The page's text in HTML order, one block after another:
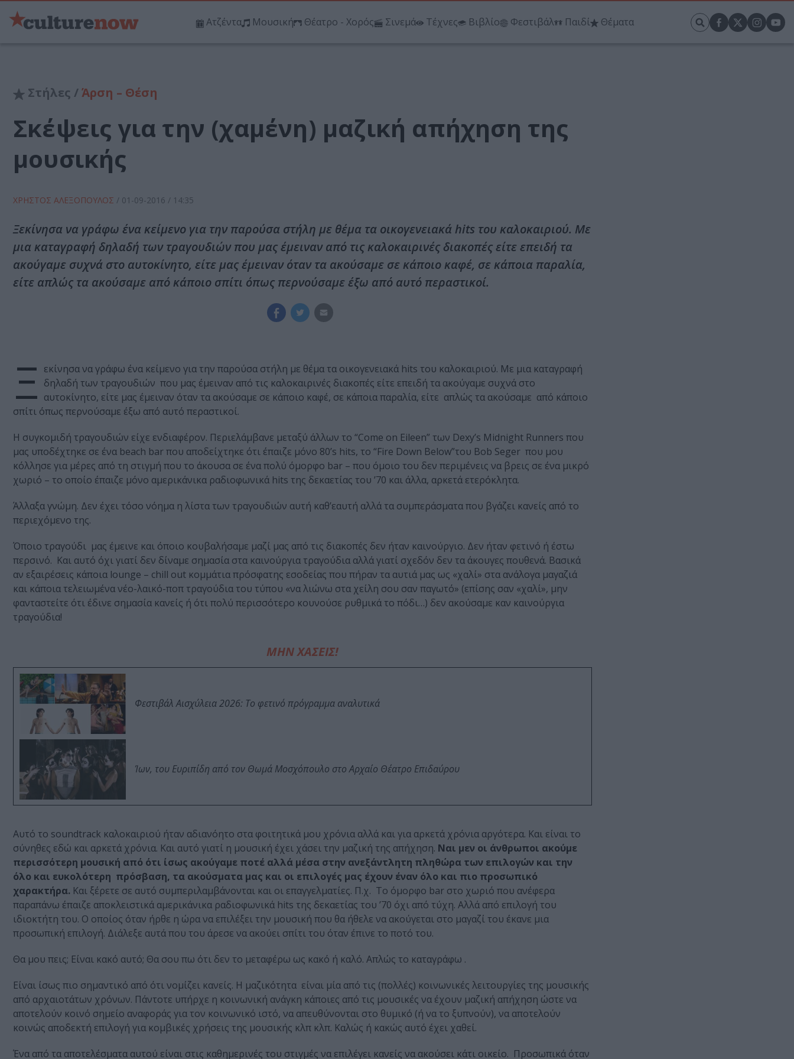
Ατζέντα Μουσική Θέατρο - Χορός Σινεμά Τέχνες Βιβλίο Φεστιβάλ Παιδί Θέματα
Στήλες /Άρση – Θέση
Σκέψεις για την (χαμένη) μαζική απήχηση της
μουσικής
ΧΡΗΣΤΟΣ ΑΛΕΞΟΠΟΥΛΟΣ / 01-09-2016 / 14:35
Ξεκίνησα να γράφω ένα κείμενο για την παρούσα στήλη με θέμα τα οικογενειακά hits του καλοκαιριού. Με
μια καταγραφή δηλαδή των τραγουδιών που μας έμειναν από τις καλοκαιρινές διακοπές είτε επειδή τα
ακούγαμε συχνά στο αυτοκίνητο, είτε μας έμειναν όταν τα ακούσαμε σε κάποιο καφέ, σε κάποια παραλία,
είτε απλώς τα ακούσαμε από κάποιο σπίτι όπως περνούσαμε έξω από αυτό περαστικοί.
Ξ εκίνησα να γράφω ένα κείμενο για την παρούσα στήλη με θέμα τα οικογενειακά hits του καλοκαιριού. Με μια καταγραφή
δηλαδή των τραγουδιών που μας έμειναν από τις καλοκαιρινές διακοπές είτε επειδή τα ακούγαμε συχνά στο
αυτοκίνητο, είτε μας έμειναν όταν τα ακούσαμε σε κάποιο καφέ, σε κάποια παραλία, είτε απλώς τα ακούσαμε από κάποιο
σπίτι όπως περνούσαμε έξω από αυτό περαστικοί.
Η συγκομιδή τραγουδιών είχε ενδιαφέρον. Περιελάμβανε μεταξύ άλλων το “Come on Eileen” των Dexy’s Midnight Runners που
μας υποδέχτηκε σε ένα beach bar που αποδείχτηκε ότι έπαιζε μόνο 80’s hits, το “Fire Down Below”του Bob Seger που μου
κόλλησε για μέρες από τη στιγμή που το άκουσα σε ένα πολύ όμορφο bar – που όμοιο του δεν περιμένεις να βρεις σε ένα μικρό
χωριό – το οποίο έπαιζε μόνο αμερικάνικα ραδιοφωνικά hits της δεκαετίας του ’70 και άλλα, αρκετά ετερόκλητα.
Άλλαξα γνώμη. Δεν έχει τόσο νόημα η λίστα των τραγουδιών αυτή καθ’εαυτή αλλά τα συμπεράσματα που βγάζει κανείς από το
περιεχόμενο της.
Όποιο τραγούδι μας έμεινε και όποιο κουβαλήσαμε μαζί μας από τις διακοπές δεν ήταν καινούργιο. Δεν ήταν φετινό ή έστω
περσινό. Και αυτό όχι γιατί δεν δίναμε σημασία στα καινούργια τραγούδια αλλά γιατί σχεδόν δεν τα άκουγες πουθενά. Βασικά
αν εξαιρέσεις κάποια lounge – chill out κομμάτια πρόσφατης εσοδείας που πήραν τα αυτιά μας ως «χαλί» στα ανάλογα μαγαζιά
και κάποια τελειωμένα νέο-λαικό-ποπ τραγούδια του τύπου «να λιώνω στα χείλη σου σαν παγωτό» (επίσης σαν «χαλί», μην
φανταστείτε ότι έδινε σημασία κανείς ή ότι πολύ περισσότερο κουνούσε ρυθμικά το πόδι…) δεν ακούσαμε καν καινούργια
τραγούδια!
ΜΗΝ ΧΑΣΕΙΣ!
Φεστιβάλ Αισχύλεια 2026: Το φετινό πρόγραμμα αναλυτικά
Ίων, του Ευριπίδη από τον Θωμά Μοσχόπουλο στο Αρχαίο Θέατρο Επιδαύρου
Αυτό το soundtrack καλοκαιριού ήταν αδιανόητο στα φοιτητικά μου χρόνια αλλά και για αρκετά χρόνια αργότερα. Και είναι το
σύνηθες εδώ και αρκετά χρόνια. Και αυτό γιατί η μουσική έχει χάσει την μαζική της απήχηση. Ναι μεν οι άνθρωποι ακούμε
περισσότερη μουσική από ότι ίσως ακούγαμε ποτέ αλλά μέσα στην ανεξάντλητη πληθώρα των επιλογών και την
όλο και ευκολότερη πρόσβαση, τα ακούσματα μας και οι επιλογές μας έχουν έναν όλο και πιο προσωπικό
χαρακτήρα. Και ξέρετε σε αυτό συμπεριλαμβάνονται και οι επαγγελματίες. Π.χ. Το όμορφο bar στο χωριό που ανέφερα
παραπάνω έπαιζε αποκλειστικά αμερικάνικα ραδιοφωνικά hits της δεκαετίας του ’70 όχι από τύχη. Αλλά από επιλογή του
ιδιοκτήτη του. Ο οποίος όταν ήρθε η ώρα να επιλέξει την μουσική που θα ήθελε να ακούγεται στο μαγαζί του έκανε μια
προσωπική επιλογή. Διάλεξε αυτά που του άρεσε να ακούει σπίτι του όταν έπινε το ποτό του.
Θα μου πεις; Είναι κακό αυτό; Θα σου πω ότι δεν το μεταφέρω ως κακό ή καλό. Απλώς το καταγράφω .
Είναι ίσως πιο σημαντικό από ότι νομίζει κανείς. Η μαζικότητα είναι μία από τις (πολλές) κοινωνικές λειτουργίες της μουσικής
από αρχαιοτάτων χρόνων. Πάντοτε υπήρχε η κοινωνική ανάγκη κάποιες από τις μουσικές να έχουν μαζική απήχηση ώστε να
αποτελούν κοινό σημείο αναφοράς για τον κοινωνικό ιστό, να απευθύνονται στο θυμικό (ή να το ξυπνούν), να αποτελούν
κοινώς αποδεκτή επιλογή για κομβικές χρήσεις της μουσικής κλπ κλπ. Καλώς ή κακώς αυτό έχει χαθεί.
Ένα από τα αποτελέσματα αυτού είναι στις καθημερινές του στιγμές να επιλέγει κανείς να ακούσει κάτι οικείο. Προσωπικά όταν